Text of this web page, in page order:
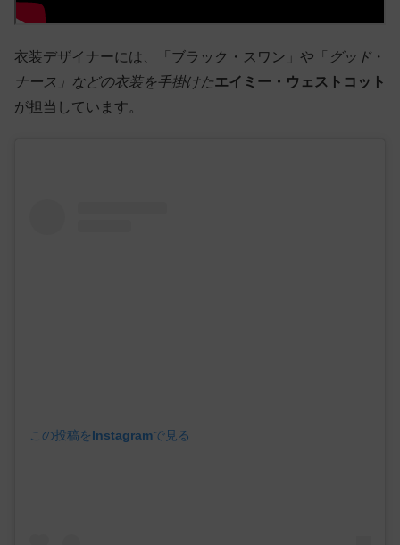
衣装デザイナーには、「ブラック・スワン」や「 グッド ・
ナース」などの衣装を手掛けたエイミー・ウェストコット
が担当しています。
この投稿をInstagramで見る